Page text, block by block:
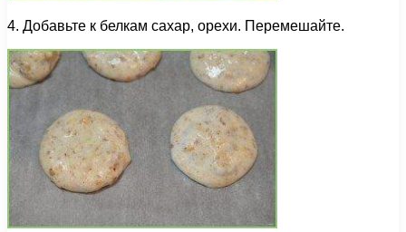
4. Добавьте к белкам сахар, орехи. Перемешайте.